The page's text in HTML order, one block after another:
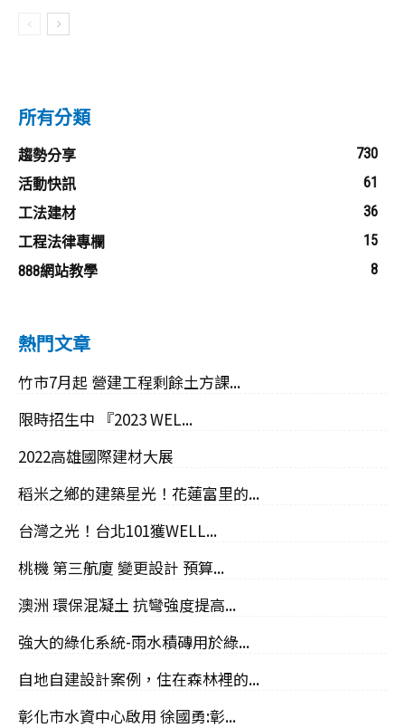
所有分類
趨勢分享
730
活動快訊
61
工法建材
36
工程法律專欄
15
888網站教學
8
熱門文章
竹市7月起 營建工程剩餘土方課...
限時招生中 『2023 WEL...
2022高雄國際建材大展
稻米之鄉的建築星光！花蓮富里的...
台灣之光！台北101獲WELL...
桃機 第三航廈 變更設計 預算...
澳洲 環保混凝土 抗彎強度提高...
強大的綠化系統-雨水積磚用於綠...
自地自建設計案例，住在森林裡的...
彰化市水資中心啟用 徐國勇:彰...